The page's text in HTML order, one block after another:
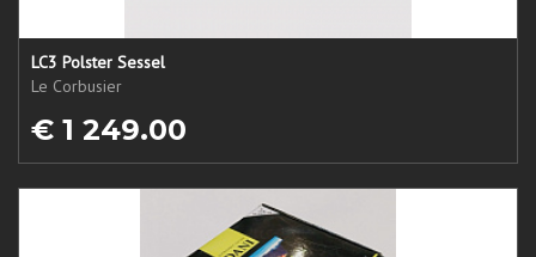
LC3 Polster Sessel
Le Corbusier
€ 1 249.00